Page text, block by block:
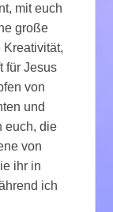
mit euch
große
Kreativität,
für Jesus
von
und
euch, die
von
ihr in
ich